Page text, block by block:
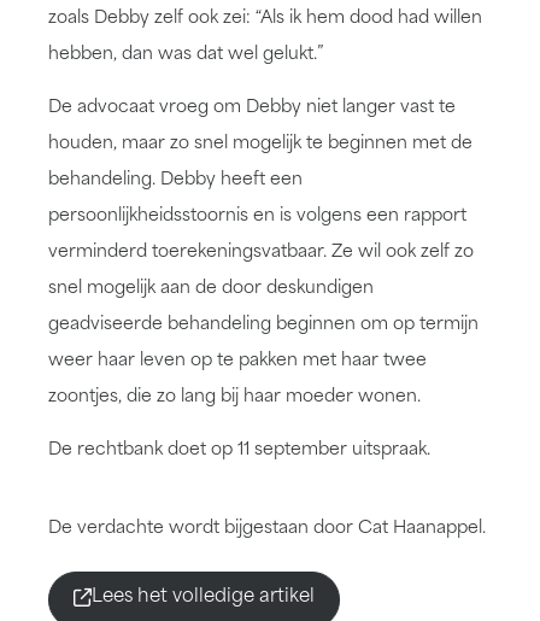
zoals Debby zelf ook zei: “Als ik hem dood had willen
hebben, dan was dat wel gelukt.”
De advocaat vroeg om Debby niet langer vast te
houden, maar zo snel mogelijk te beginnen met de
behandeling. Debby heeft een
persoonlijkheidsstoornis en is volgens een rapport
verminderd toerekeningsvatbaar. Ze wil ook zelf zo
snel mogelijk aan de door deskundigen
geadviseerde behandeling beginnen om op termijn
weer haar leven op te pakken met haar twee
zoontjes, die zo lang bij haar moeder wonen.
De rechtbank doet op 11 september uitspraak.
De verdachte wordt bijgestaan door Cat Haanappel.
Lees het volledige artikel